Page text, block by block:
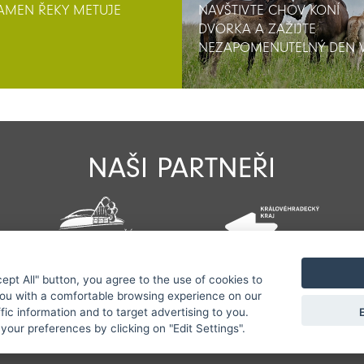
ŘEKY METUJE
NAVŠTIVTE CHOV KONÍ
DVORKA A ZAŽIJTE
NEZAPOMENUTELNÝ DEN
SEDLE!
NAVŠTIVTE CHOV KONÍ
DVORKA A ZAŽIJTE
NEZAPOMENUTELNÝ DEN
SEDLE!
NAŠI PARTNEŘI
práva vyhrazena serveru www.jestrebihory.net |
zveřejňovaných informací a vyhrazuje si právo
Sekce pro starosty|Nastavení cookies
All" button, you agree to the use of cookies to
with a comfortable browsing experience on our
information and to target advertising to you.
preferences by clicking on "Edit Settings".